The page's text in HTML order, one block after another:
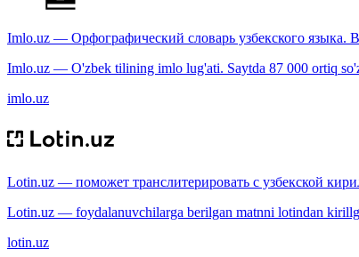
Imlo.uz — Орфографический словарь узбекского языка. В
Imlo.uz — O'zbek tilining imlo lug'ati. Saytda 87 000 ortiq
imlo.uz
Lotin.uz — поможет транслитерировать с узбекской
Lotin.uz — foydalanuvchilarga berilgan matnni lotindan
lotin.uz